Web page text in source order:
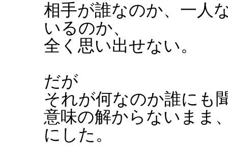
相手が誰なのか、一人
いるのか、
全く思い出せない。
だが
それが何なのか誰にも
意味の解からないまま
にした。